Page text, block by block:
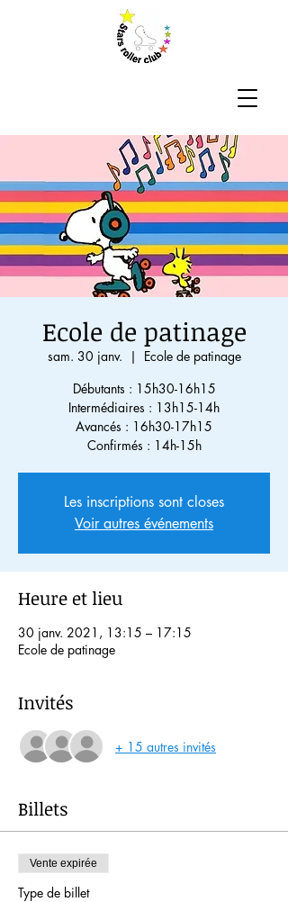
Ecole de patinage
sam. 30 janv.
  |
Ecole de patinage
Débutants : 15h30-16h15
Intermédiaires : 13h15-14h
Avancés : 16h30-17h15
Confirmés : 14h-15h
Les inscriptions sont closes
Voir autres événements
Heure et lieu
30 janv. 2021, 13:15 – 17:15
Ecole de patinage
Invités
+ 15 autres invités
Billets
Vente expirée
Type de billet